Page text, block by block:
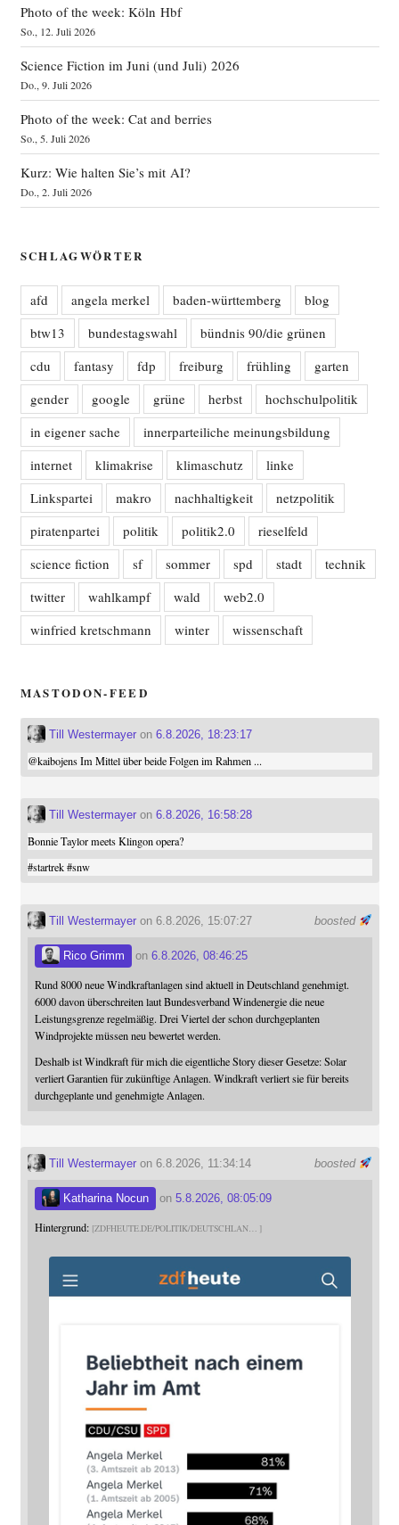
Photo of the week: Köln Hbf
So., 12. Juli 2026
Science Fiction im Juni (und Juli) 2026
Do., 9. Juli 2026
Photo of the week: Cat and berries
So., 5. Juli 2026
Kurz: Wie halten Sie’s mit AI?
Do., 2. Juli 2026
SCHLAGWÖRTER
afd angela merkel baden-württemberg
blog
btw13
bundestagswahl
bündnis 90/die grünen
cdu
fantasy fdp freiburg frühling
garten
gender
google grüne herbst
hochschulpolitik
in eigener sache
innerparteiliche meinungsbildung
internet
klimakrise klimaschutz
linke
Linkspartei
makro nachhaltigkeit
netzpolitik
piratenpartei
politik politik2.0
rieselfeld
science fiction
sf sommer spd stadt
technik
twitter
wahlkampf wald
web2.0
winfried kretschmann
winter wissenschaft
MASTODON-FEED
Till Westermayeron 6.8.2026, 18:23:17
@kaibojensIm Mittel über beide Folgen im Rahmen ...
Till Westermayeron 6.8.2026, 16:58:28
Bonnie Taylor meets Klingon opera?
#startrek #snw
boosted
Till Westermayeron 6.8.2026, 15:07:27
Rico Grimm on 6.8.2026, 08:46:25
Rund 8000 neue Windkraftanlagen sind aktuell in Deutschland genehmigt.
6000 davon überschreiten laut Bundesverband Windenergie die neue
Leistungsgrenze regelmäßig. Drei Viertel der schon durchgeplanten
Windprojekte müssen neu bewertet werden.
Deshalb ist Windkraft für mich die eigentliche Story dieser Gesetze: Solar
verliert Garantien für zukünftige Anlagen. Windkraft verliert sie für bereits
durchgeplante und genehmigte Anlagen.
boosted
Till Westermayeron 6.8.2026, 11:34:14
Katharina Nocun on 5.8.2026, 08:05:09
Hintergrund: ZDFHEUTE.DE/POLITIK/DEUTSCHLAN